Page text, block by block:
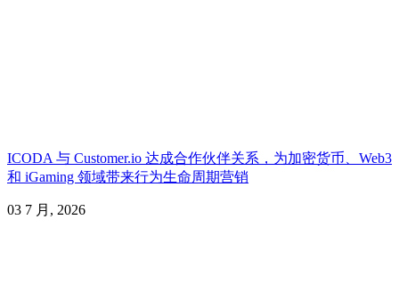
ICODA 与 Customer.io 达成合作伙伴关系，为加密货币、Web3
和 iGaming 领域带来行为生命周期营销
03 7 月, 2026